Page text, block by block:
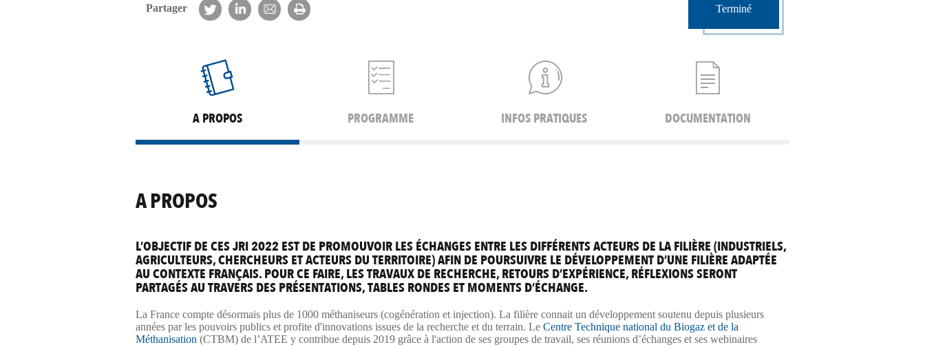
Partager Terminé
A PROPOS PROGRAMME INFOS PRATIQUES DOCUMENTATION
A PROPOS
L’OBJECTIF DE CES JRI 2022 EST DE PROMOUVOIR LES ÉCHANGES ENTRE LES DIFFÉRENTS ACTEURS DE LA FILIÈRE (INDUSTRIELS,
AGRICULTEURS, CHERCHEURS ET ACTEURS DU TERRITOIRE) AFIN DE POURSUIVRE LE DÉVELOPPEMENT D’UNE FILIÈRE ADAPTÉE
AU CONTEXTE FRANÇAIS.POUR CE FAIRE, LES TRAVAUX DE RECHERCHE, RETOURS D’EXPÉRIENCE, RÉFLEXIONS SERONT
PARTAGÉS AU TRAVERS DES PRÉSENTATIONS, TABLES RONDES ET MOMENTS D’ÉCHANGE.
La France compte désormais plus de 1000 méthaniseurs (cogénération et injection). La filière connait un développement soutenu depuis plusieurs
années par les pouvoirs publics et profite d'innovations issues de la recherche et du terrain. Le Centre Technique national du Biogaz et de la
Méthanisation (CTBM) de l’ATEE y contribue depuis 2019 grâce à l'action de ses groupes de travail, ses réunions d’échanges et ses webinaires